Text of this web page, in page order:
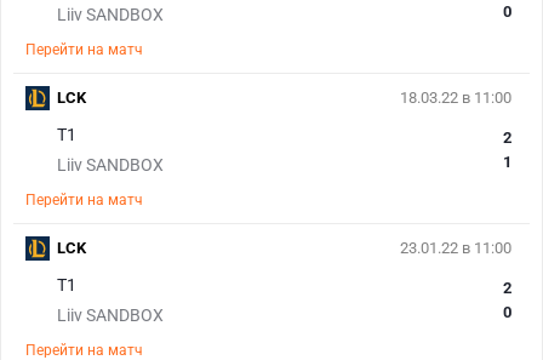
Liiv SANDBOX
0
Перейти на матч
18.03.22 в 11:00
T1
Liiv SANDBOX
2
1
Перейти на матч
LCK
23.01.22 в 11:00
T1
Liiv SANDBOX
2
0
Перейти на матч
LCK